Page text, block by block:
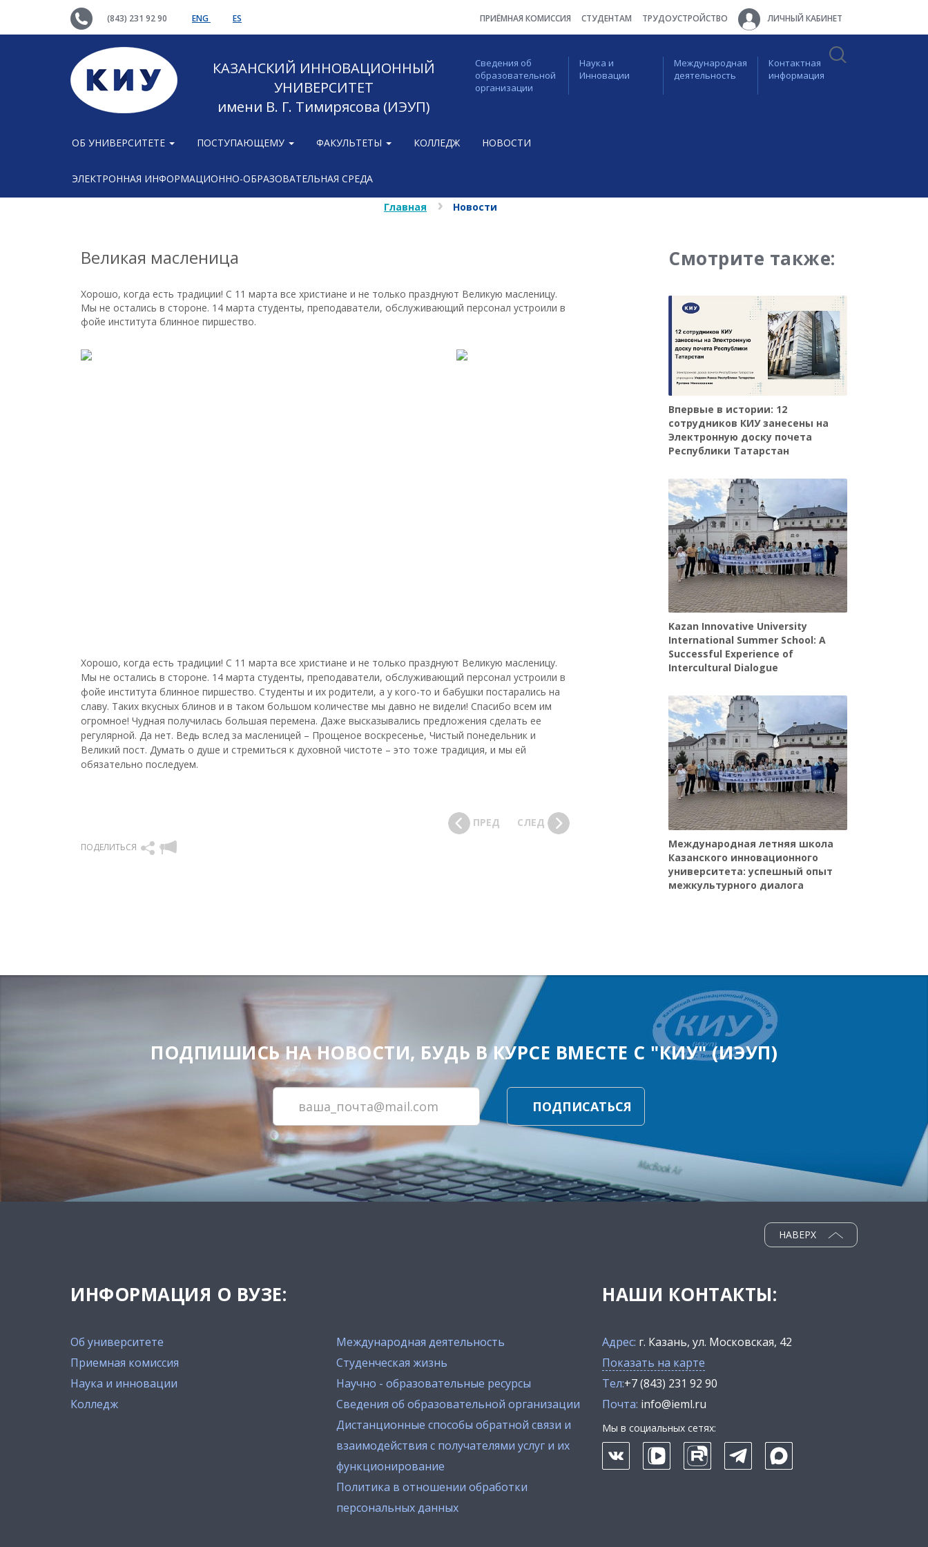
(843) 231 92 90 ENG ES ПРИЁМНАЯ КОМИССИЯ СТУДЕНТАМ ТРУДОУСТРОЙСТВО ЛИЧНЫЙ КАБИНЕТ
КАЗАНСКИЙ ИННОВАЦИОННЫЙ
УНИВЕРСИТЕТ
имени В. Г. Тимирясова (ИЭУП)
Сведения об
образовательной
организации
Наука и
Инновации
Международная
деятельность
Контактная
информация
ОБ УНИВЕРСИТЕТЕ ПОСТУПАЮЩЕМУ ФАКУЛЬТЕТЫ КОЛЛЕДЖ НОВОСТИ
ЭЛЕКТРОННАЯ ИНФОРМАЦИОННО-ОБРАЗОВАТЕЛЬНАЯ СРЕДА
Главная Новости
Великая масленица
Хорошо, когда есть традиции! С 11 марта все христиане и не только празднуют Великую масленицу.
Мы не остались в стороне. 14 марта студенты, преподаватели, обслуживающий персонал устроили в
фойе института блинное пиршество.
Хорошо, когда есть традиции! С 11 марта все христиане и не только празднуют Великую масленицу.
Мы не остались в стороне. 14 марта студенты, преподаватели, обслуживающий персонал устроили в
фойе института блинное пиршество. Студенты и их родители, а у кого-то и бабушки постарались на
славу. Таких вкусных блинов и в таком большом количестве мы давно не видели! Спасибо всем им
огромное! Чудная получилась большая перемена. Даже высказывались предложения сделать ее
регулярной. Да нет. Ведь вслед за масленицей – Прощеное воскресенье, Чистый понедельник и
Великий пост. Думать о душе и стремиться к духовной чистоте – это тоже традиция, и мы ей
обязательно последуем.
ПОДЕЛИТЬСЯ
ПРЕД СЛЕД
Смотрите также:
Впервые в истории: 12
сотрудников КИУ занесены на
Электронную доску почета
Республики Татарстан
Kazan Innovative University
International Summer School: A
Successful Experience of
Intercultural Dialogue
Международная летняя школа
Казанского инновационного
университета: успешный опыт
межкультурного диалога
ПОДПИШИСЬ НА НОВОСТИ, БУДЬ В КУРСЕ ВМЕСТЕ С "КИУ" (ИЭУП)
ПОДПИСАТЬСЯ
ИНФОРМАЦИЯ О ВУЗЕ:
Об университете
Приемная комиссия
Наука и инновации
Колледж
Международная деятельность
Студенческая жизнь
Научно - образовательные ресурсы
Сведения об образовательной организации
Дистанционные способы обратной связи и
взаимодействия с получателями услуг и их
функционирование
Политика в отношении обработки
персональных данных
НАВЕРХ
НАШИ КОНТАКТЫ:
Адрес: г. Казань, ул. Московская, 42
Показать на карте
Тел:+7 (843) 231 92 90
Почта: info@ieml.ru
Мы в социальных сетях: